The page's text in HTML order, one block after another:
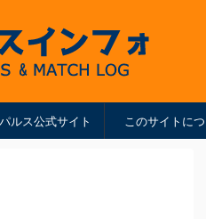
ルス公式サイト このサイトに